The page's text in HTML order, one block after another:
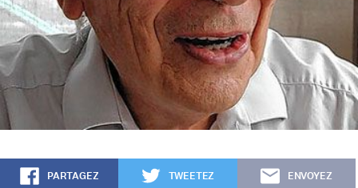
PARTAGEZ TWEETEZ ENVOYEZ